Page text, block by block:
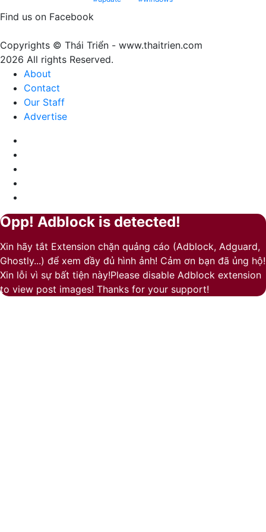
Màu
sự
nhã
nhặn
Find us on Facebook
Copyrights © Thái Triển - www.thaitrien.com
2026 All rights Reserved.
About
Contact
Our Staff
Advertise
Back
top
button
Close
Opp! Adblock is detected!
Xin hãy tắt Extension chặn quảng cáo (Adblock, Adguard,
Ghostly...) để xem đầy đủ hình ảnh! Cảm ơn bạn đã ủng hộ!
Xin lỗi vì sự bất tiện này!Please disable Adblock extension
to view post images! Thanks for your support!